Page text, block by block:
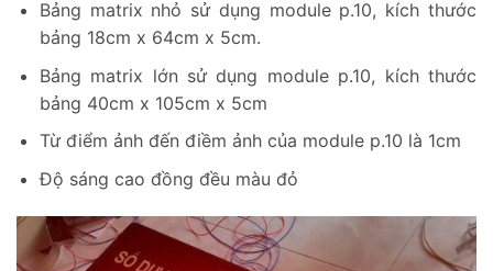
Bảng matrix nhỏ sử dụng module p.10, kích thước
bảng 18cm x 64cm x 5cm.
Bảng matrix lớn sử dụng module p.10, kích thước
bảng 40cm x 105cm x 5cm
Từ điểm ảnh đến điềm ảnh của module p.10 là 1cm
Độ sáng cao đồng đều màu đỏ